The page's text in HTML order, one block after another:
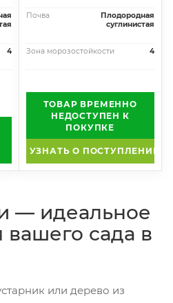
4
Почва
Плодородная
суглинистая
Зона морозостойкости 4
ТОВАР ВРЕМЕННО
НЕДОСТУПЕН К
ПОКУПКЕ
УЗНАТЬ О ПОСТУПЛЕНИИ
— идеальное
вашего сада в
или дерево из